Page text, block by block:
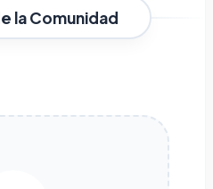
la Comunidad